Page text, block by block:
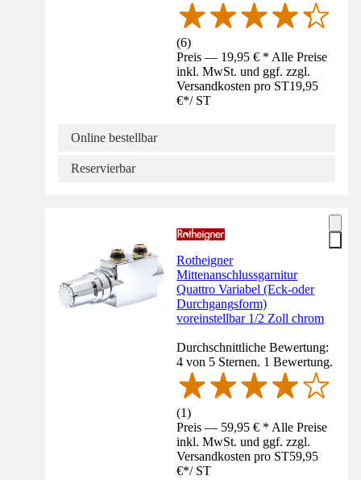
(6)
Preis — 19,95 € * Alle Preise
inkl. MwSt. und ggf. zzgl.
Versandkosten pro ST19,95
€*/ ST
Online bestellbar
Reservierbar
Rotheigner
Mittenanschlussgarnitur
Quattro Variabel (Eck-oder
Durchgangsform)
voreinstellbar 1/2 Zoll chrom
Durchschnittliche Bewertung:
4 von 5 Sternen. 1 Bewertung.
(1)
Preis — 59,95 € * Alle Preise
inkl. MwSt. und ggf. zzgl.
Versandkosten pro ST59,95
€*/ ST